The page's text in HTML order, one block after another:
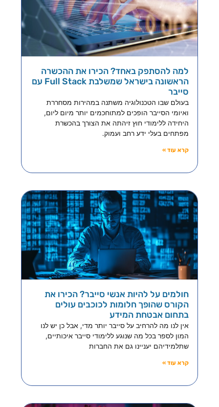
למה להסתפק באחד? הכירו את ההכשרה
הראשונה בישראל שמשלבת Full Stack עם
סייבר
בעולם שבו הטכנולוגיה משתנה במהירות מסחררת
ואיומי הסייבר הופכים למתוחכמים יותר מיום ליום,
היחידה ללימודי חוץ זיהתה את הצורך בהכשרת
מפתחים בעלי ידע רחב ועמוק.
קרא עוד »
חולמים על להיות אנשי סייבר? הכירו את
הקורס שהופך חלומות לכוכבים עולים
בתחום אבטחת המידע
אין לנו מה להרחיב על סייבר יותר מדי, אבל כן יש לנו
המון לספר בכל מה שנוגע ללימודי סייבר איכותיים,
שתלמידיהם יעניינו גם את החברות
קרא עוד »